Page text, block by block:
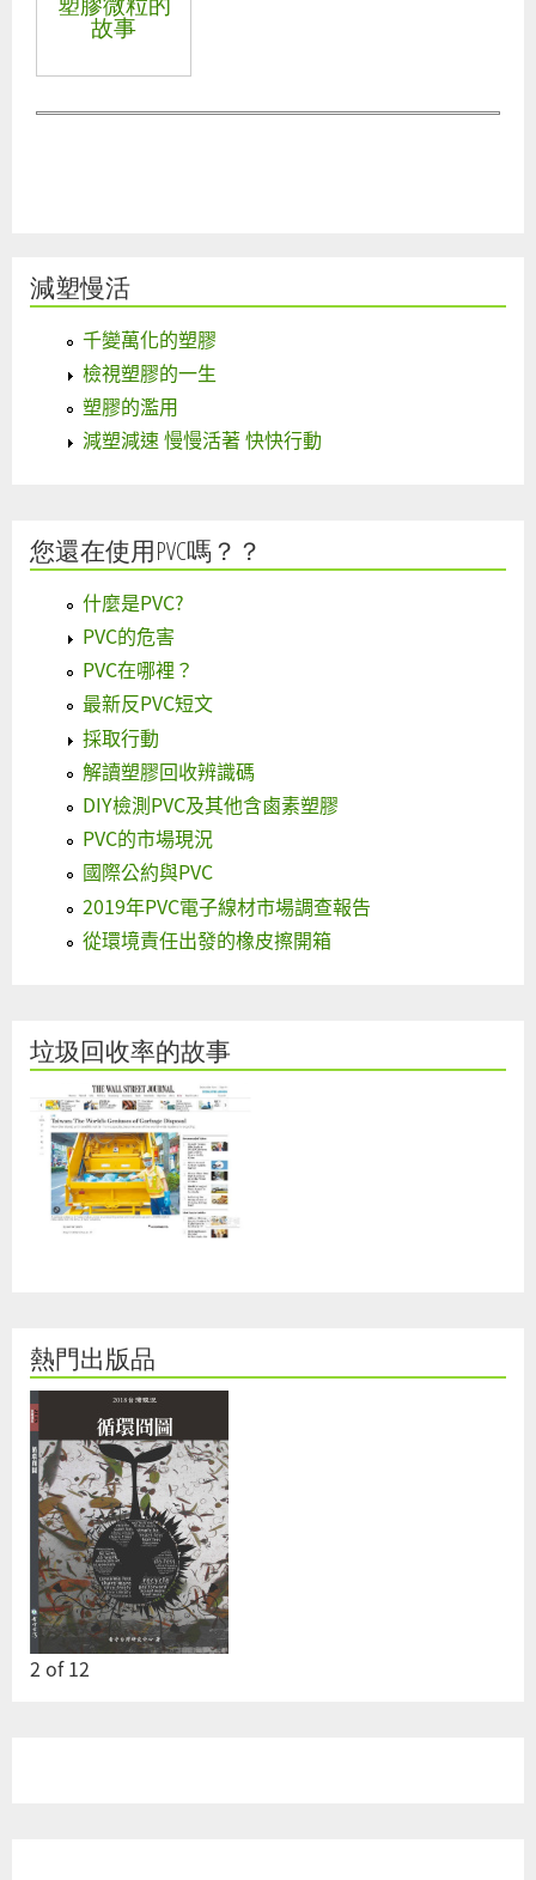
故事
減塑慢活
千變萬化的塑膠
檢視塑膠的一生
塑膠的濫用
減塑減速 慢慢活著 快快行動
您還在使用PVC嗎？？
什麼是PVC?
PVC的危害
PVC在哪裡？
最新反PVC短文
採取行動
解讀塑膠回收辨識碼
DIY檢測PVC及其他含鹵素塑膠
PVC的市場現況
國際公約與PVC
2019年PVC電子線材市場調查報告
從環境責任出發的橡皮擦開箱
垃圾回收率的故事
熱門出版品
2 of12